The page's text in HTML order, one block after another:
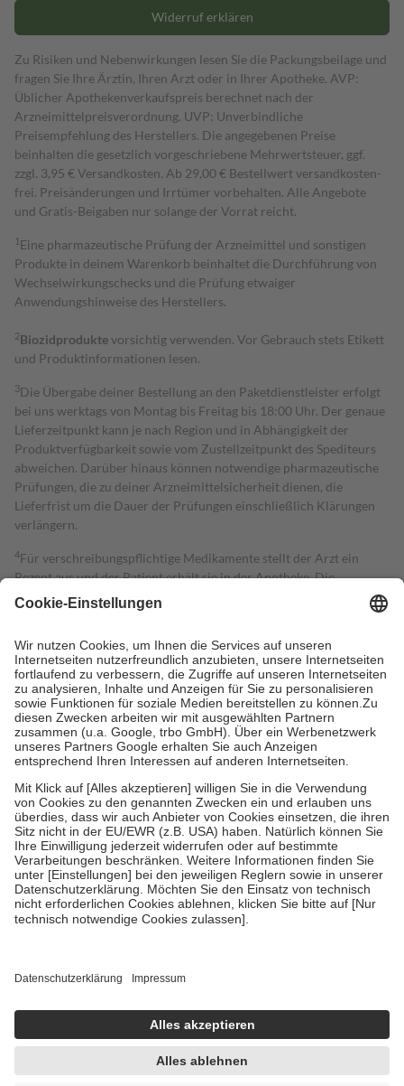
Widerruf erklären
Zu Risiken und Nebenwirkungen lesen Sie die Packungsbeilage und
fragen Sie Ihre Ärztin, Ihren Arzt oder in Ihrer Apotheke. AVP:
Üblicher Apothekenverkaufspreis berechnet nach der
Arzneimittelpreisverordnung. UVP: Unverbindliche
Preisempfehlung des Herstellers. Die angegebenen Preise
beinhalten die gesetzlich vorgeschriebene Mehrwertsteuer, ggf.
zzgl. 3,95 € Versandkosten. Ab 29,00 € Bestell­wert versand­kosten­
frei. Preisänderungen und Irrtümer vorbehalten. Alle Angebote
und Gratis-Beigaben nur solange der Vorrat reicht.
1 Eine pharmazeutische Prüfung der Arzneimittel und sonstigen
Produkte in deinem Warenkorb beinhaltet die Durchführung von
Wechselwirkungschecks und die Prüfung etwaiger
Anwendungshinweise des Herstellers.
2Biozidproduktevorsichtig verwenden. Vor Gebrauch stets Etikett
und Produktinformationen lesen.
3Die Übergabe deiner Bestellung an den Paketdienstleister erfolgt
bei uns werktags von Montag bis Freitag bis 18:00 Uhr. Der genaue
Lieferzeitpunkt kann je nach Region und in Abhängigkeit der
Produktverfügbarkeit sowie vom Zustellzeitpunkt des Spediteurs
abweichen. Darüber hinaus können notwendige pharmazeutische
Prüfungen, die zu deiner Arzneimittelsicherheit dienen, die
Lieferfrist um die Dauer der Prüfungen einschließlich Klärungen
verlängern.
4Für verschreibungspflichtige Medikamente stellt der Arzt ein
Rezept aus und der Patient erhält sie in der Apotheke. Die
gesetzliche Krankenversicherung übernimmt in der Regel die
Kosten dafür, der Versicherte trägt einen Teil davon als Zuzahlung
Grundsätzlich leisten Mitglieder Zuzahlungen in Höhe von zehn
Prozent des Abgabepreises,mindestens jedochfünf Euround
höchstens zehn Euro.Es sind jedoch nie mehr als die tatsächlichen
Kosten der Leistung zu entrichten.
Diese Regeln gelten grundsätzlich auch für Online-Apotheken.
Bei Heilmitteln und häuslicher Krankenpflege beträgt die
Zuzahlung zehn Prozent der Kosten sowie zehn Euro je
Verordnung.
Um das Engagement der Versicherten für ihre eigene Gesundheit zu
stärken und die besondere Stellung der Familie zu unterstützen,
fallenkeine Zuzahlungenan bei:
• Kindern und Jugendlichen bis zum vollendeten 18. Lebensjahr
mit Ausnahme der Fahrkosten
• Untersuchungen zur Vorsorge und Früherkennung, die von der
GKV getragen werden
Einholung von Bewertungen. Trusted Shops hat Maßnahmen
getroffen, um sicherzustellen, dass es sich um echte Bewertungen
handelt. Mehr Informationen findest du hier:
https://help.etrusted.com/hc/de/articles/4419944605341